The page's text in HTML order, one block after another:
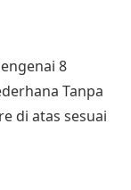
8
Tanpa
di atas sesuai